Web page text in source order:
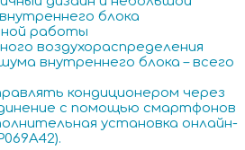
блока
работы
воздухораспределения
внутреннего блока – всего
кондиционером через
с помощью смартфонов
установка онлайн-